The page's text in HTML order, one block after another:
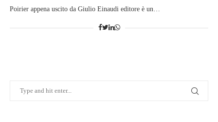
Poirier appena uscito da Giulio Einaudi editore è un…